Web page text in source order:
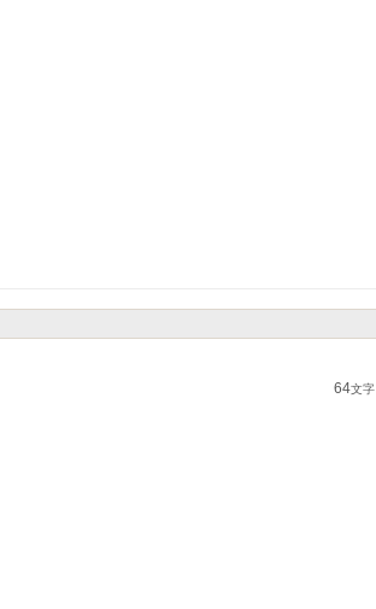
64文字